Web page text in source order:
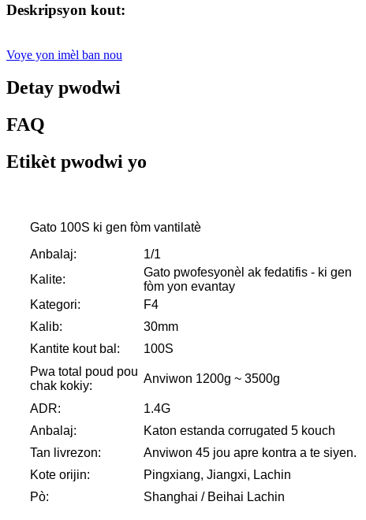
Deskripsyon kout:
Voye yon imèl ban nou
Detay pwodwi
FAQ
Etikèt pwodwi yo
Gato 100S ki gen fòm vantilatè
Anbalaj:
1/1
Kalite:
Gato pwofesyonèl ak fedatifis - ki gen
fòm yon evantay
Kategori:
F4
Kalib:
30mm
Kantite kout bal:
100S
Pwa total poud pou
chak kokiy:
Anviwon 1200g ~ 3500g
ADR:
1.4G
Anbalaj:
Katon estanda corrugated 5 kouch
Tan livrezon:
Anviwon 45 jou apre kontra a te siyen.
Kote orijin:
Pingxiang, Jiangxi, Lachin
Pò:
Shanghai / Beihai Lachin